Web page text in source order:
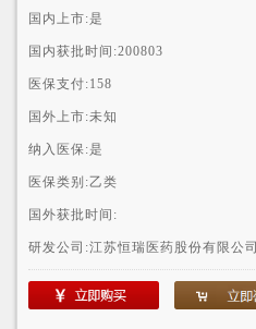
国内上市:是
国内获批时间:200803
医保支付:158
国外上市:未知
纳入医保:是
医保类别:乙类
国外获批时间:
研发公司:江苏恒瑞医药股份有限公司